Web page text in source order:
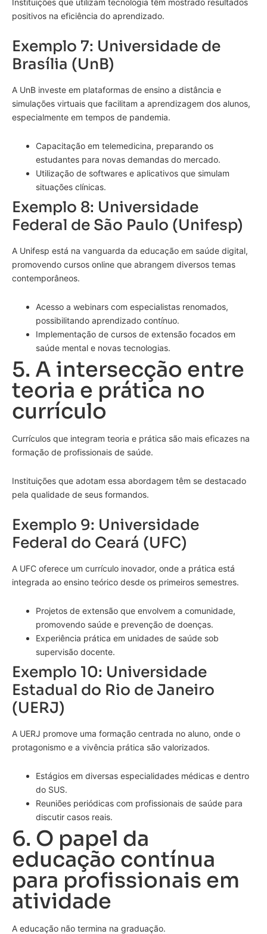
Instituições que utilizam tecnologia têm mostrado resultados
positivos na eficiência do aprendizado.
Exemplo 7: Universidade de
Brasília (UnB)
A UnB investe em plataformas de ensino a distância e
simulações virtuais que facilitam a aprendizagem dos alunos,
especialmente em tempos de pandemia.
Capacitação em telemedicina, preparando os
estudantes para novas demandas do mercado.
Utilização de softwares e aplicativos que simulam
situações clínicas.
Exemplo 8: Universidade
Federal de São Paulo (Unifesp)
A Unifesp está na vanguarda da educação em saúde digital,
promovendo cursos online que abrangem diversos temas
contemporâneos.
Acesso a webinars com especialistas renomados,
possibilitando aprendizado contínuo.
Implementação de cursos de extensão focados em
saúde mental e novas tecnologias.
5. A intersecção entre
teoria e prática no
currículo
Currículos que integram teoria e prática são mais eficazes na
formação de profissionais de saúde.
Instituições que adotam essa abordagem têm se destacado
pela qualidade de seus formandos.
Exemplo 9: Universidade
Federal do Ceará (UFC)
A UFC oferece um currículo inovador, onde a prática está
integrada ao ensino teórico desde os primeiros semestres.
Projetos de extensão que envolvem a comunidade,
promovendo saúde e prevenção de doenças.
Experiência prática em unidades de saúde sob
supervisão docente.
Exemplo 10: Universidade
Estadual do Rio de Janeiro
(UERJ)
A UERJ promove uma formação centrada no aluno, onde o
protagonismo e a vivência prática são valorizados.
Estágios em diversas especialidades médicas e dentro
do SUS.
Reuniões periódicas com profissionais de saúde para
discutir casos reais.
6. O papel da
educação contínua
para profissionais em
atividade
A educação não termina na graduação.